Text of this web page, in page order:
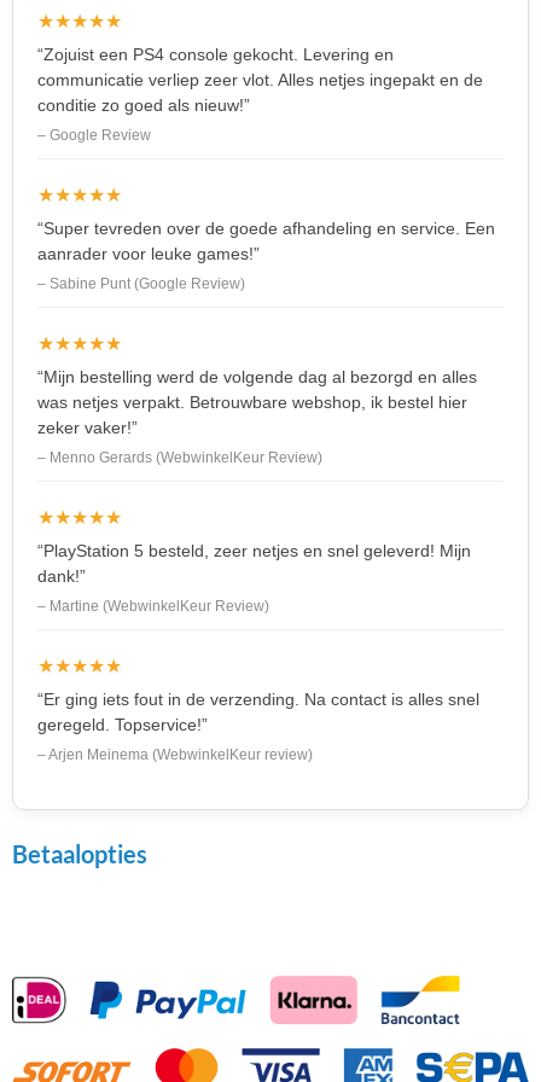
★★★★★
“Zojuist een PS4 console gekocht. Levering en
communicatie verliep zeer vlot. Alles netjes ingepakt en de
conditie zo goed als nieuw!”
– Google Review
★★★★★
“Super tevreden over de goede afhandeling en service. Een
aanrader voor leuke games!”
– Sabine Punt (Google Review)
★★★★★
“Mijn bestelling werd de volgende dag al bezorgd en alles
was netjes verpakt. Betrouwbare webshop, ik bestel hier
zeker vaker!”
– Menno Gerards (WebwinkelKeur Review)
★★★★★
“PlayStation 5 besteld, zeer netjes en snel geleverd! Mijn
dank!”
– Martine (WebwinkelKeur Review)
★★★★★
“Er ging iets fout in de verzending. Na contact is alles snel
geregeld. Topservice!”
– Arjen Meinema (WebwinkelKeur review)
Betaalopties